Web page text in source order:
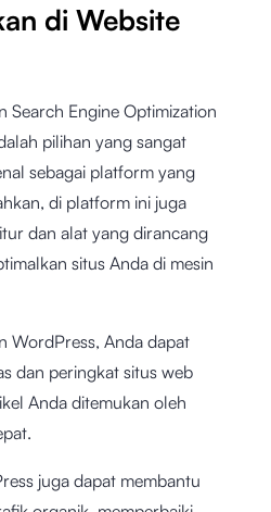
di Website
Search Engine Optimization
pilihan yang sangat
sebagai platform yang
di platform ini juga
dan alat yang dirancang
situs Anda di mesin
WordPress, Anda dapat
dan peringkat situs web
Anda ditemukan oleh
juga dapat membantu